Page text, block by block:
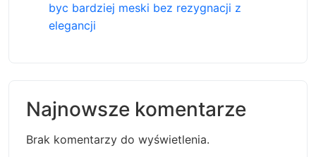
byc bardziej meski bez rezygnacji z
elegancji
Najnowsze komentarze
Brak komentarzy do wyświetlenia.